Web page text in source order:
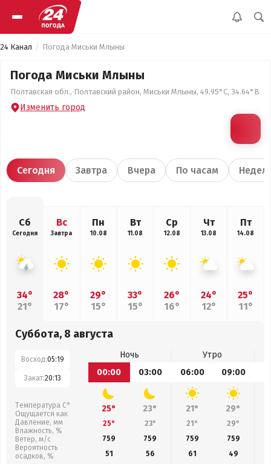
24 Канал Погода Миськи Млыны
Погода Миськи Млыны
Полтавская обл., Полтавский район, Миськи Млыны, 49.95°С, 34.64°В
Изменить город
Сегодня Завтра Вчера По часам
Сб
Сегодня
34°
21°
Вс
Завтра
28°
17°
Пн
10.08
29°
15°
Вт
11.08
33°
15°
Ср
12.08
26°
16°
Чт
13.08
24°
12°
Пт
14.08
25°
11°
Суббота, 8 августа
Восход:05:19
Закат:20:13
Температура С°
Ощущается как
Давление, мм
Влажность, %
Ветер, м/с
Вероятность
осадков, %
Ночь
Утро
00:00
03:00 06:00 09:00
25° 23° 21° 29°
25° 23° 21° 29°
759
759 759 759
51
56 61 49